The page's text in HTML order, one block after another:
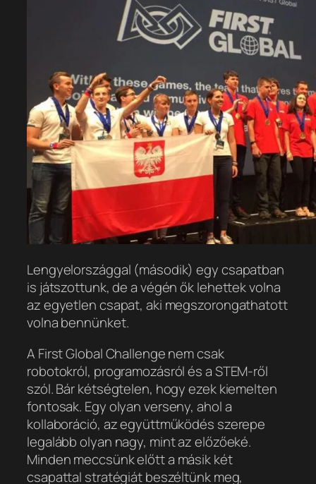
Lengyelországgal (második) egy csapatban
is játszottunk, de a végén ők lehettek volna
az egyetlen csapat, aki megszorongathatott
volna bennünket.
A First Global Challenge nem csak
robotokról, programozásról és a STEM-ről
szól. Bár kétségtelen, hogy ezek kiemelten
fontosak. Egy olyan verseny, ahol a
kollaboráció, az együttműködés szerepe
legalább olyan nagy, mint az előzőeké.
Minden meccsünk előtt a másik két
csapattal stratégiát beszéltünk meg,